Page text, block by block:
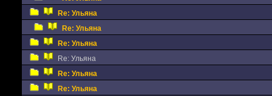
Re: Ульяна
Re: Ульяна
Re: Ульяна
Re: Ульяна
Re: Ульяна
Re: Ульяна